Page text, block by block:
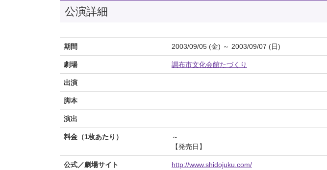
公演詳細
期間 2003/09/05 (金) ～ 2003/09/07 (日)
劇場 調布市文化会館たづくり
出演
脚本
演出
料金（1枚あたり）
～
【発売日】
公式／劇場サイト http://www.shidojuku.com/